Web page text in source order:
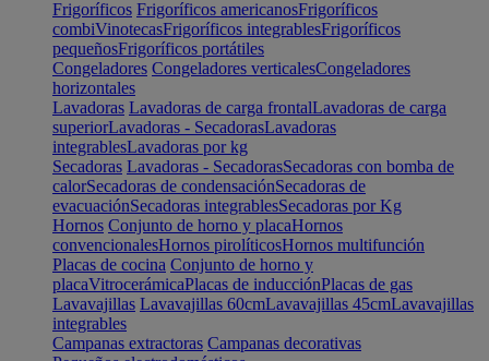
Frigoríficos Frigoríficos americanosFrigoríficos
combiVinotecasFrigoríficos integrablesFrigoríficos
pequeñosFrigoríficos portátiles
Congeladores Congeladores verticalesCongeladores
horizontales
Lavadoras Lavadoras de carga frontalLavadoras de carga
superiorLavadoras - SecadorasLavadoras
integrablesLavadoras por kg
Secadoras Lavadoras - SecadorasSecadoras con bomba de
calorSecadoras de condensaciónSecadoras de
evacuaciónSecadoras integrablesSecadoras por Kg
Hornos Conjunto de horno y placaHornos
convencionalesHornos pirolíticosHornos multifunción
Placas de cocina Conjunto de horno y
placaVitrocerámicaPlacas de inducciónPlacas de gas
Lavavajillas Lavavajillas 60cmLavavajillas 45cmLavavajillas
integrables
Campanas extractoras Campanas decorativas